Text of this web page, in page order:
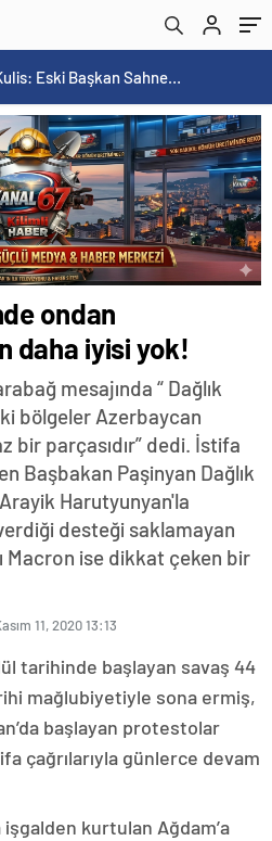
Toksöz ve Rakanoğlu Ailelerinin Acı Günü
ondan
daha iyisi yok!
mesajında “ Dağlık
bölgeler Azerbaycan
bir parçasıdır” dedi. İstifa
Başbakan Paşinyan Dağlık
Harutyunyan'la
desteği saklamayan
Macron ise dikkat çeken bir
11, 2020 13:13
tarihinde başlayan savaş 44
mağlubiyetiyle sona ermiş,
başlayan protestolar
çağrılarıyla günlerce devam
işgalden kurtulan Ağdam’a